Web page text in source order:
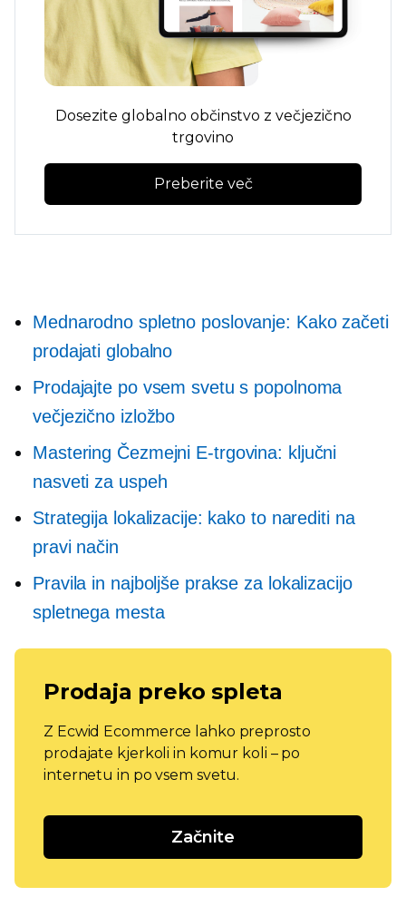
Dosezite globalno občinstvo z večjezično
trgovino
Preberite več
Mednarodno spletno poslovanje: Kako začeti
prodajati globalno
Prodajajte po vsem svetu s popolnoma
večjezično izložbo
Mastering Čezmejni E-trgovina: ključni
nasveti za uspeh
Strategija lokalizacije: kako to narediti na
pravi način
Pravila in najboljše prakse za lokalizacijo
spletnega mesta
Prodaja preko spleta
Z Ecwid Ecommerce lahko preprosto
prodajate kjerkoli in komur koli – po
internetu in po vsem svetu.
Začnite